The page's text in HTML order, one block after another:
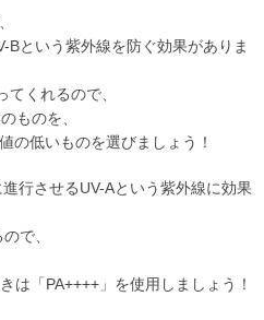
Bという紫外線を防ぐ効果がありま
くれるので、
ものを、
の低いものを選びましょう！
行させるUV-Aという紫外線に効果
で、
は「PA++++」を使用しましょう！